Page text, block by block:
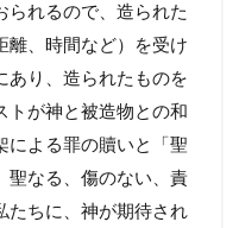
られるので、造られた
離、時間など）を受け
あり、造られたものを
トが神と被造物との和
による罪の贖いと「聖
聖なる、傷のない、責
たちに、神が期待され